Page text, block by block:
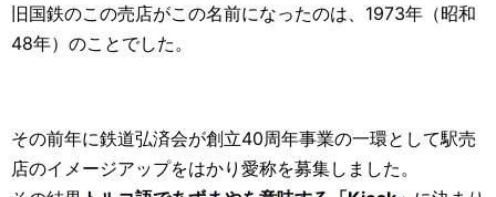
旧国鉄のこの売店がこの名前になったのは、1973年（昭和
48年）のことでした。
その前年に鉄道弘済会が創立40周年事業の一環として駅売
店のイメージアップをはかり愛称を募集しました。